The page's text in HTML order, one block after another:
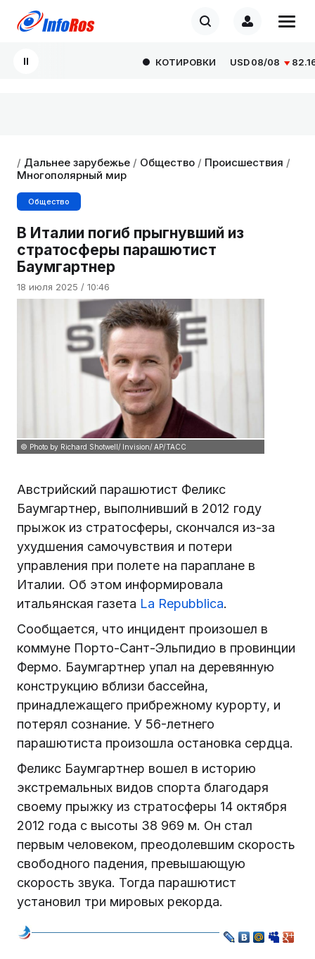
КОТИРОВКИ USD08/08 82.1665
/ Дальнее зарубежье / Общество / Происшествия /
Многополярный мир
Общество
В Италии погиб прыгнувший из
стратосферы парашютист
Баумгартнер
18 июля 2025 / 10:46
© Photo by Richard Shotwell/ Invision/ AP/ТАСС
Австрийский парашютист Феликс
Баумгартнер, выполнивший в 2012 году
прыжок из стратосферы, скончался из-за
ухудшения самочувствия и потери
управления при полете на параплане в
Италии. Об этом информировала
итальянская газета La Repubblica.
Сообщается, что инцидент произошел в
коммуне Порто-Сант-Эльпидио в провинции
Фермо. Баумгартнер упал на деревянную
конструкцию вблизи бассейна,
принадлежащего прибрежному курорту, и
потерял сознание. У 56-летнего
парашютиста произошла остановка сердца.
Феликс Баумгартнер вошел в историю
экстремальных видов спорта благодаря
своему прыжку из стратосферы 14 октября
2012 года с высоты 38 969 м. Он стал
первым человеком, преодолевшим скорость
свободного падения, превышающую
скорость звука. Тогда парашютист
установил три мировых рекорда.